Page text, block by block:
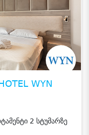
WYN
2 სტუმარზე